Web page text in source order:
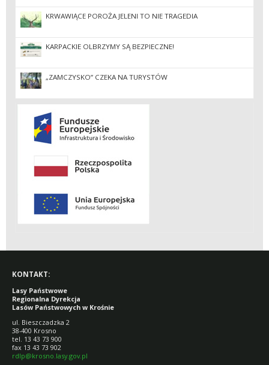
KRWAWIĄCE POROŻA JELENI TO NIE TRAGEDIA
KARPACKIE OLBRZYMY SĄ BEZPIECZNE!
„ZAMCZYSKO” CZEKA NA TURYSTÓW
KONTAKT:
Lasy Państwowe
Regionalna Dyrekcja
Lasów Państwowych w Krośnie
ul. Bieszczadzka 2
38-400 Krosno
tel. 13 43 73 900
fax 13 43 73 902
rdlp@krosno.lasy.gov.pl